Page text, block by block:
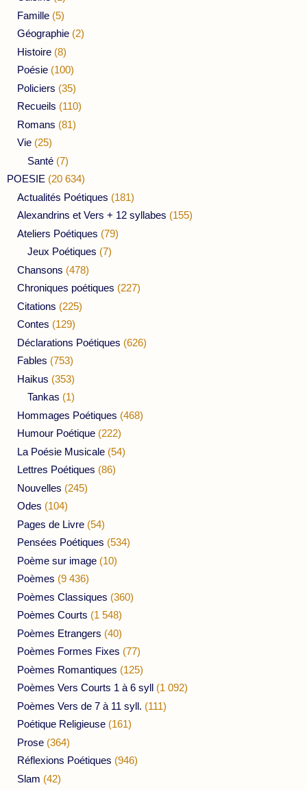
Famille (5)
Géographie (2)
Histoire (8)
Poésie (100)
Policiers (35)
Recueils (110)
Romans (81)
Vie (25)
Santé (7)
POESIE (20 634)
Actualités Poétiques (181)
Alexandrins et Vers + 12 syllabes (155)
Ateliers Poétiques (79)
Jeux Poétiques (7)
Chansons (478)
Chroniques poétiques (227)
Citations (225)
Contes (129)
Déclarations Poétiques (626)
Fables (753)
Haikus (353)
Tankas (1)
Hommages Poétiques (468)
Humour Poétique (222)
La Poésie Musicale (54)
Lettres Poétiques (86)
Nouvelles (245)
Odes (104)
Pages de Livre (54)
Pensées Poétiques (534)
Poème sur image (10)
Poèmes (9 436)
Poèmes Classiques (360)
Poèmes Courts (1 548)
Poèmes Etrangers (40)
Poèmes Formes Fixes (77)
Poèmes Romantiques (125)
Poèmes Vers Courts 1 à 6 syll (1 092)
Poèmes Vers de 7 à 11 syll. (111)
Poétique Religieuse (161)
Prose (364)
Réflexions Poétiques (946)
Slam (42)